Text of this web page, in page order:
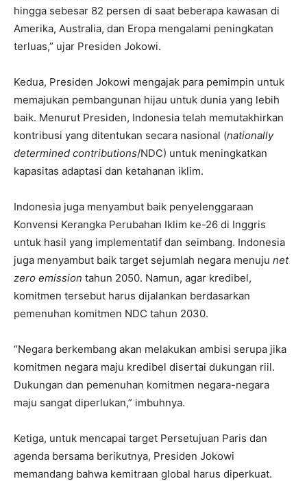
hingga sebesar 82 persen di saat beberapa kawasan di
Amerika, Australia, dan Eropa mengalami peningkatan
terluas,” ujar Presiden Jokowi.
Kedua, Presiden Jokowi mengajak para pemimpin untuk
memajukan pembangunan hijau untuk dunia yang lebih
baik. Menurut Presiden, Indonesia telah memutakhirkan
kontribusi yang ditentukan secara nasional (nationally
determined contributions/NDC) untuk meningkatkan
kapasitas adaptasi dan ketahanan iklim.
Indonesia juga menyambut baik penyelenggaraan
Konvensi Kerangka Perubahan Iklim ke-26 di Inggris
untuk hasil yang implementatif dan seimbang. Indonesia
juga menyambut baik target sejumlah negara menuju net
zero emission tahun 2050. Namun, agar kredibel,
komitmen tersebut harus dijalankan berdasarkan
pemenuhan komitmen NDC tahun 2030.
“Negara berkembang akan melakukan ambisi serupa jika
komitmen negara maju kredibel disertai dukungan riil.
Dukungan dan pemenuhan komitmen negara-negara
maju sangat diperlukan,” imbuhnya.
Ketiga, untuk mencapai target Persetujuan Paris dan
agenda bersama berikutnya, Presiden Jokowi
memandang bahwa kemitraan global harus diperkuat.